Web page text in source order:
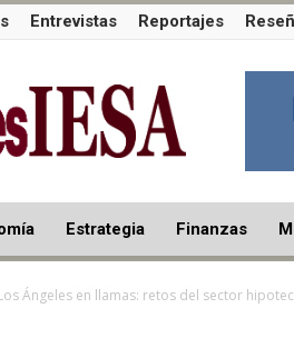
Entrevistas Reportajes
Estrategia Finanzas
Ángeles en llamas: retos del sector